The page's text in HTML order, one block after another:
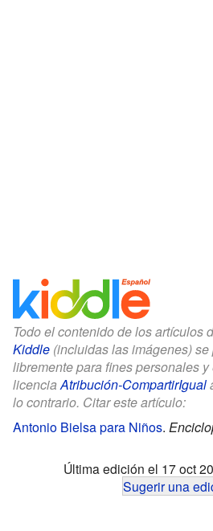
Todo el contenido de los artículos
Kiddle (incluidas las imágenes)
libremente para fines personales
licencia Atribución-CompartirIgual
lo contrario. Citar este artículo:
Antonio Bielsa para Niños.
Última edición el 17 oct
Sugerir una